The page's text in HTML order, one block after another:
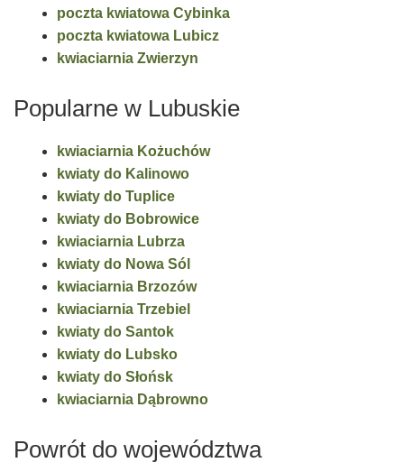
poczta kwiatowa Cybinka
poczta kwiatowa Lubicz
kwiaciarnia Zwierzyn
Popularne w Lubuskie
kwiaciarnia Kożuchów
kwiaty do Kalinowo
kwiaty do Tuplice
kwiaty do Bobrowice
kwiaciarnia Lubrza
kwiaty do Nowa Sól
kwiaciarnia Brzozów
kwiaciarnia Trzebiel
kwiaty do Santok
kwiaty do Lubsko
kwiaty do Słońsk
kwiaciarnia Dąbrowno
Powrót do województwa